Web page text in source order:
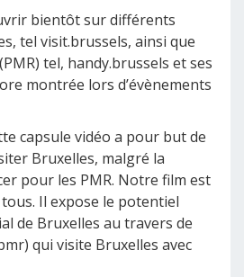
bientôt sur différents
tel visit.brussels, ainsi que
tel, handy.brussels et ses
montrée lors d’évènements
capsule vidéo a pour but de
Bruxelles, malgré la
pour les PMR. Notre film est
Il expose le potentiel
de Bruxelles au travers de
qui visite Bruxelles avec